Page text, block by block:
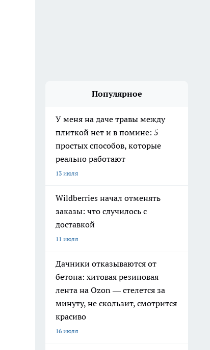
Популярное
У меня на даче травы между
плиткой нет и в помине: 5
простых способов, которые
реально работают
13 июля
Wildberries начал отменять
заказы: что случилось с
доставкой
11 июля
Дачники отказываются от
бетона: хитовая резиновая
лента на Ozon — стелется за
минуту, не скользит, смотрится
красиво
16 июля